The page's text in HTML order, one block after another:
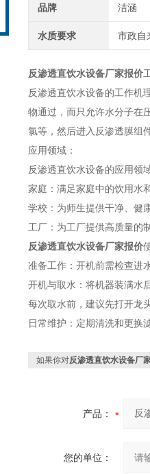
品牌 洁涵
水质要求 市政自
反渗透直饮水设备厂家报价
反渗透直饮水设备的工作机
物通过，而只允许水分子在
氯等，然后进入反渗透膜组
应用领域：
反渗透直饮水设备的应用领
家庭：满足家庭中的饮用水
学校：为师生提供干净、健
工厂：为工厂提供高质量的
反渗透直饮水设备厂家报价
准备工作：开机前需检查进
开机与取水：将机器装满水
每次取水前，建议先打开龙
日常维护：定期清洗和更换
如果你对反渗透直饮水设备厂
产品：
您的单位：